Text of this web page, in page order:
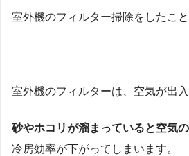
室外機のフィルター掃除をしたこ
室外機のフィルターは、空気が出入
砂やホコリが溜まっていると空気
冷房効率が下がってしまいます。